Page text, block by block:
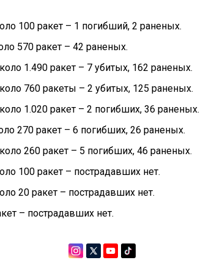
100 ракет – 1 погибший, 2 раненых.
570 ракет – 42 раненых.
1.490 ракет – 7 убитых, 162 раненых.
760 ракеты – 2 убитых, 125 раненых.
1.020 ракет – 2 погибших, 36 раненых.
270 ракет – 6 погибших, 26 раненых.
260 ракет – 5 погибших, 46 раненых.
100 ракет – пострадавших нет.
20 ракет – пострадавших нет.
– пострадавших нет.